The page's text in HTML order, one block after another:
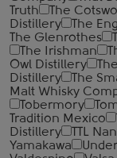
Truth
The
Distillery
The
The Glenrothes
The Irishman
Owl Distillery
Distillery
The
Malt Whisky
Tobermory
Tradition Mexico
Distillery
TTL
Yamakawa